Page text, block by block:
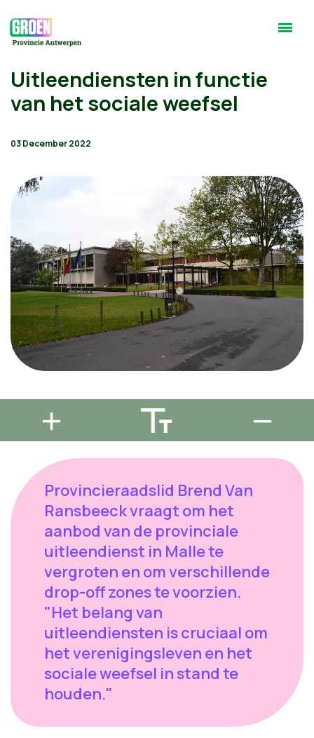
Uitleendiensten in functie
van het sociale weefsel
03 December 2022
Provincieraadslid Brend Van
Ransbeeck vraagt om het
aanbod van de provinciale
uitleendienst in Malle te
vergroten en om verschillende
drop-off zones te voorzien.
"Het belang van
uitleendiensten is cruciaal om
het verenigingsleven en het
sociale weefsel in stand te
houden."